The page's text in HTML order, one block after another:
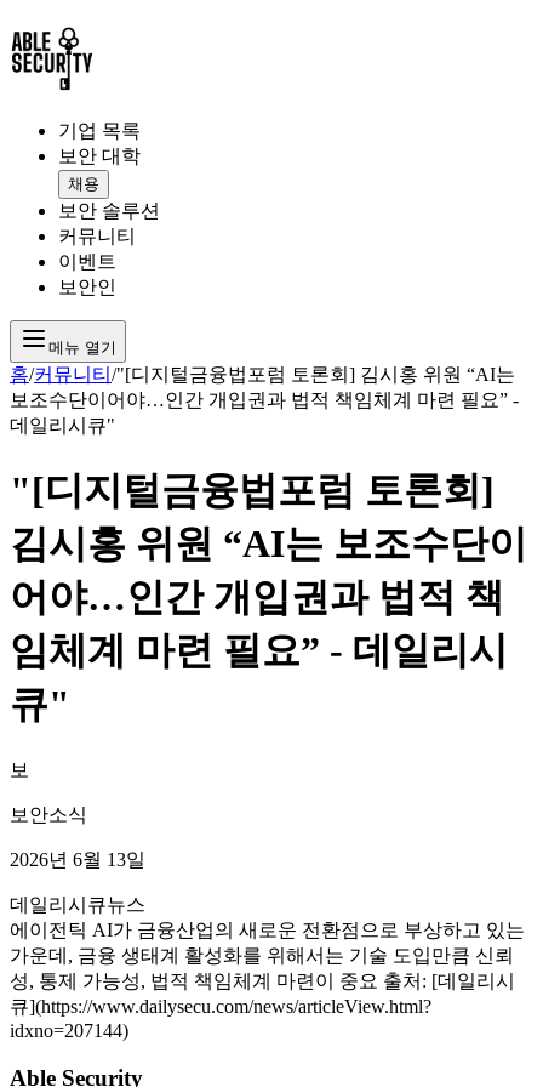
기업 목록
보안 대학
채용
보안 솔루션
커뮤니티
이벤트
보안인
메뉴 열기
홈/커뮤니티 /"[디지털금융법포럼 토론회] 김시홍 위원 “AI는
보조수단이어야…인간 개입권과 법적 책임체계 마련 필요” -
데일리시큐"
"[디지털금융법포럼 토론회]
김시홍 위원 “AI는 보조수단이
어야…인간 개입권과 법적 책
임체계 마련 필요” - 데일리시
큐"
보
보안소식
2026년 6월 13일
데일리시큐뉴스
에이전틱 AI가 금융산업의 새로운 전환점으로 부상하고 있는
가운데, 금융 생태계 활성화를 위해서는 기술 도입만큼 신뢰
성, 통제 가능성, 법적 책임체계 마련이 중요 출처: [데일리시
큐](https://www.dailysecu.com/news/articleView.html?
idxno=207144)
Able Security